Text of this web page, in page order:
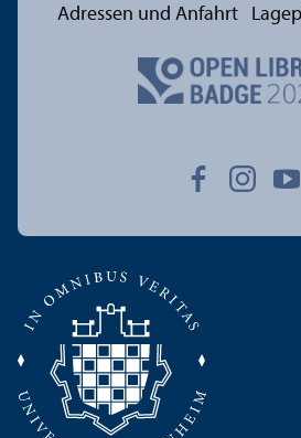
Adressen und Anfahrt